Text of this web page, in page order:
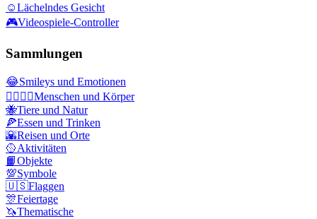
☺️Lächelndes Gesicht
🎮Videospiele-Controller
Sammlungen
😂Smileys und Emotionen
👩‍❤️‍💋‍👨Menschen und Körper
🐝Tiere und Natur
🍕Essen und Trinken
🌇Reisen und Orte
🥎Aktivitäten
📙Objekte
💯Symbole
🇺🇸Flaggen
🎊Feiertage
🦄Thematische